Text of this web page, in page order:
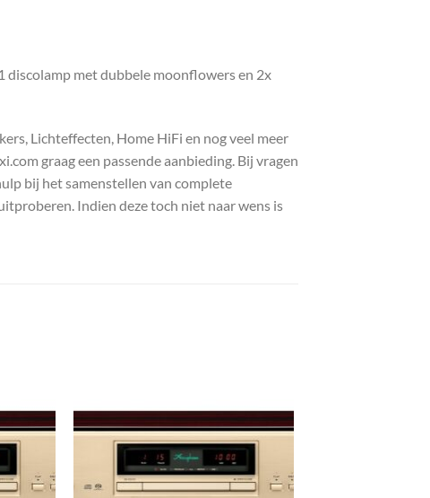
discolamp met dubbele moonflowers en 2x
Lichteffecten, Home HiFi en nog veel meer
graag een passende aanbieding. Bij vragen
bij het samenstellen van complete
Indien deze toch niet naar wens is
aan
Toevoegen
aan
wenslijst